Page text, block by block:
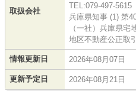
取扱会社
TEL:079-497-5615
兵庫県知事 (1) 第
（一社）兵庫県
地区不動産公正取
情報更新日 2026年08月07日
更新予定日 2026年08月21日